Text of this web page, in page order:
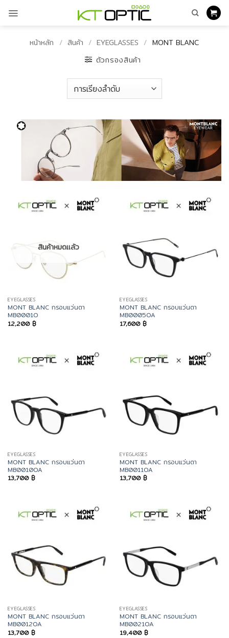
หน้าหลัก / สินค้า / EYEGLASSES / MONT BLANC
ตัวกรองสินค้า
สินค้าหมดแล้ว
EYEGLASSES
MONT BLANC กรอบแว่นตา
MB0001O
12,200 ฿
EYEGLASSES
MONT BLANC กรอบแว่นตา
MB0005OA
17,600 ฿
EYEGLASSES
MONT BLANC กรอบแว่นตา
MB0010OA
13,700 ฿
EYEGLASSES
MONT BLANC กรอบแว่นตา
MB0011OA
13,700 ฿
EYEGLASSES
MONT BLANC กรอบแว่นตา
MB0012OA
13,700 ฿
EYEGLASSES
MONT BLANC กรอบแว่นตา
MB0021OA
19,400 ฿